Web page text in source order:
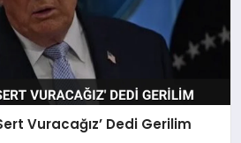
Vuracağız’ Dedi Gerilim